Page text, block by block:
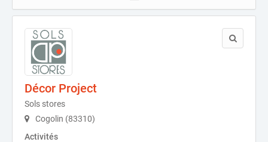
Décor Project
Sols stores
Cogolin (83310)
Activités